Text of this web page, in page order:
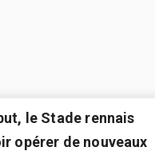
le Stade rennais
opérer de nouveaux